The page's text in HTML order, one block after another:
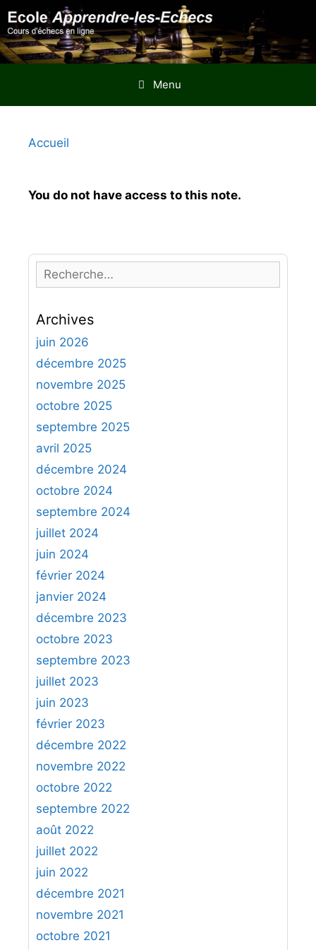
Aller
au
contenu
Menu
Accueil
You do not have access to this note.
e
h
e
r
h
e
r
:
Archives
juin 2026
décembre 2025
novembre 2025
octobre 2025
septembre 2025
avril 2025
décembre 2024
octobre 2024
septembre 2024
juillet 2024
juin 2024
février 2024
janvier 2024
décembre 2023
octobre 2023
septembre 2023
juillet 2023
juin 2023
février 2023
décembre 2022
novembre 2022
octobre 2022
septembre 2022
août 2022
juillet 2022
juin 2022
décembre 2021
novembre 2021
octobre 2021